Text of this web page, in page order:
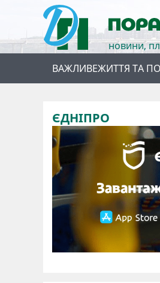
новини,
ВАЖЛИВЕЖИТТЯ ТА
ЄДНІПРО